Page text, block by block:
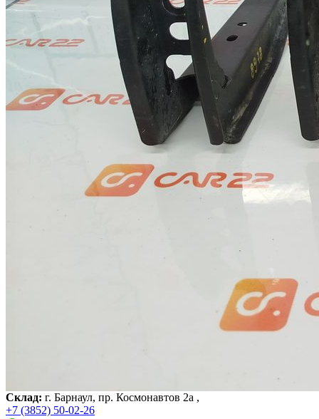
Склад: г. Барнаул, пр. Космонавтов 2а ,
+7 (3852) 50-02-26